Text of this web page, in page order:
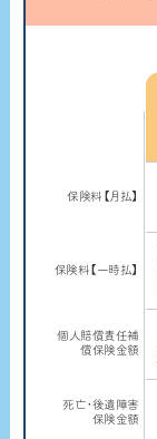
保険料【月払】
保険料【一時払】
個人賠償責任補
償保険金額
死亡・後遺障害
保険金額